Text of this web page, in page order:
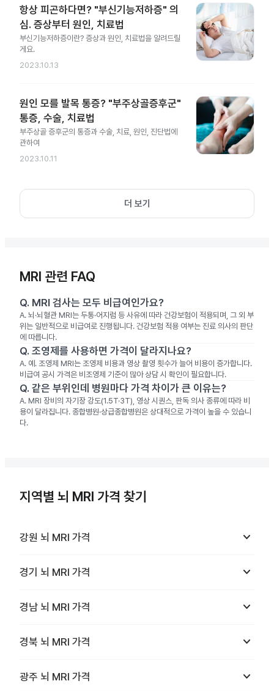
항상 피곤하다면? "부신기능저하증" 의
심. 증상부터 원인, 치료법
부신기능저하증이란? 증상과 원인, 치료법을 알려드릴
게요.
2023.10.13
원인 모를 발목 통증? "부주상골증후군"
통증, 수술, 치료법
부주상골 증후군의 통증과 수술, 치료, 원인, 진단법에
관하여
2023.10.11
더 보기
MRI 관련 FAQ
Q. MRI 검사는 모두 비급여인가요?
A. 뇌·뇌혈관 MRI는 두통·어지럼 등 사유에 따라 건강보험이 적용되며, 그 외 부
위는 일반적으로 비급여로 진행됩니다. 건강보험 적용 여부는 진료 의사의 판단
에 따릅니다.
Q. 조영제를 사용하면 가격이 달라지나요?
A. 예. 조영제 MRI는 조영제 비용과 영상 촬영 횟수가 늘어 비용이 증가합니다.
비급여 공시 가격은 비조영제 기준이 많아 상담 시 확인이 필요합니다.
Q. 같은 부위인데 병원마다 가격 차이가 큰 이유는?
A. MRI 장비의 자기장 강도(1.5T·3T), 영상 시퀀스, 판독 의사 종류에 따라 비
용이 달라집니다. 종합병원·상급종합병원은 상대적으로 가격이 높을 수 있습니
다.
지역별 뇌 MRI 가격 찾기
강원 뇌 MRI 가격 keyboard_arrow_down
경기 뇌 MRI 가격 keyboard_arrow_down
경남 뇌 MRI 가격 keyboard_arrow_down
경북 뇌 MRI 가격 keyboard_arrow_down
광주 뇌 MRI 가격 keyboard_arrow_down